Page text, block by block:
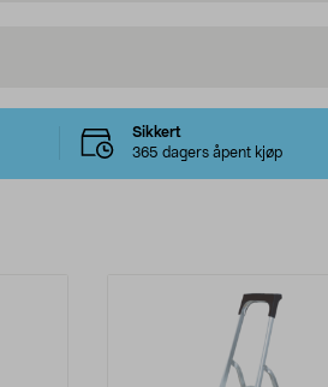
Sikkert
365 dagers åpent kjøp